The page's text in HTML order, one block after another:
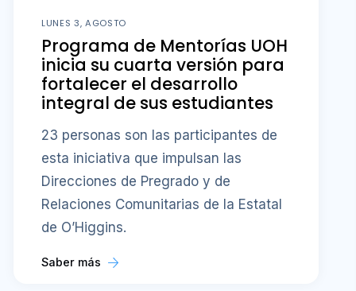
LUNES 3, AGOSTO
Programa de Mentorías UOH
inicia su cuarta versión para
fortalecer el desarrollo
integral de sus estudiantes
23 personas son las participantes de
esta iniciativa que impulsan las
Direcciones de Pregrado y de
Relaciones Comunitarias de la Estatal
de O’Higgins.
Saber más